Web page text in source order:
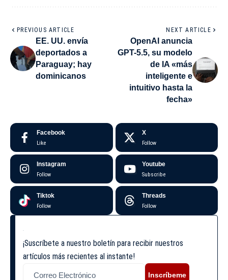
PREVIOUS ARTICLE
EE. UU. envía
deportados a
Paraguay; hay
dominicanos
NEXT ARTICLE
OpenAI anuncia
GPT-5.5, su modelo
de IA «más
inteligente e
intuitivo hasta la
fecha»
Facebook
Like
X
Follow
Instagram
Follow
Youtube
Subscribe
Tiktok
Follow
Threads
Follow
¡Suscríbete a nuestro boletín para recibir nuestros
artículos más recientes al instante!
Inscríbeme